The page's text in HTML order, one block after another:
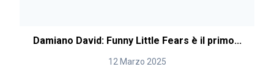
Damiano David: Funny Little Fears è il primo...
12 Marzo 2025